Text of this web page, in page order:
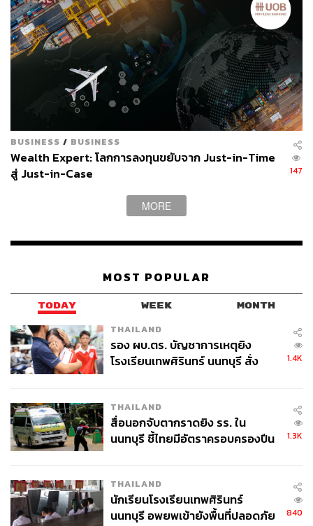
BUSINESS / BUSINESS
Wealth Expert: โลกการลงทุนขยับจาก Just-in-Time
สู่ Just-in-Case
147
MORE
MOST POPULAR
TODAY WEEK MONTH
THAILAND
รอง ผบ.ตร. บัญชาการเหตุยิง
โรงเรียนเทพศิรินทร์ นนทบุรี สั่ง
1.4K
THAILAND
สื่อนอกจับตากราดยิง รร. ใน
นนทบุรี ชี้ไทยมีอัตราครอบครองปืน
1.3K
THAILAND
นักเรียนโรงเรียนเทพศิรินทร์
นนทบุรี อพยพเข้ายังพื้นที่ปลอดภัย
840